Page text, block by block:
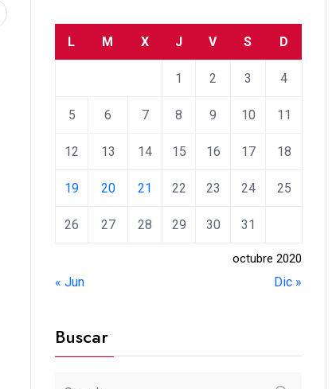
octubre 2020
L M X J V S D
1 2 3 4
5 6 7 8 9 10 11
12 13 14 15 16 17 18
19 20 21 22 23 24 25
26 27 28 29 30 31
« Jun Dic »
Buscar